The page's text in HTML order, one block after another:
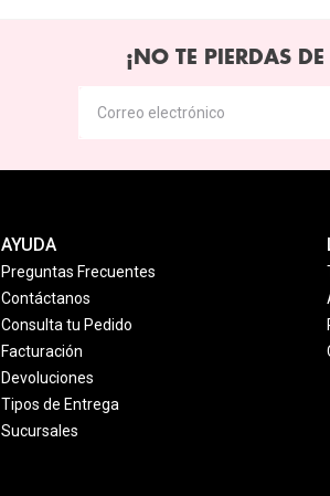
¡NO TE PIERDAS
AYUDA
Preguntas Frecuentes
Contáctanos
Consulta tu Pedido
Facturación
Devoluciones
Tipos de Entrega
Sucursales